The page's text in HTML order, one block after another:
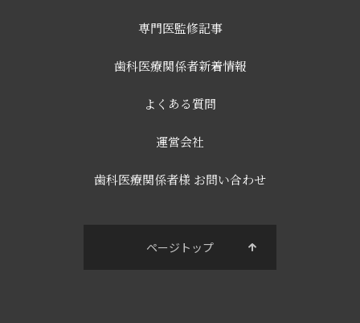
専門医監修記事
歯科医療関係者新着情報
よくある質問
運営会社
歯科医療関係者様 お問い合わせ